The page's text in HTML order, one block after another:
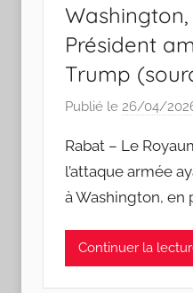
Président
Trump
Publié le 26/04/
Rabat – Le
l’attaque armée
à Washington, en
Continuer la